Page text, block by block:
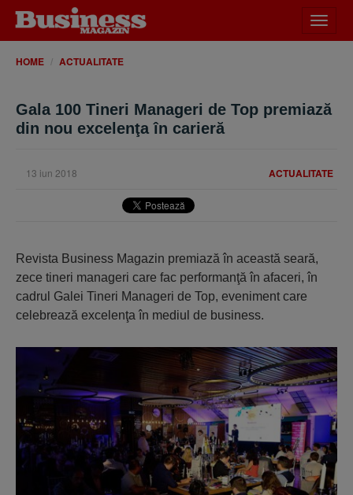
meniu
HOME ACTUALITATE
Gala 100 Tineri Manageri de Top premiază
din nou excelenţa în carieră
ACTUALITATE
13 iun 2018
Revista Business Magazin premiază în această seară,
zece tineri manageri care fac performanţă în afaceri, în
cadrul Galei Tineri Manageri de Top, eveniment care
celebrează excelenţa în mediul de business.